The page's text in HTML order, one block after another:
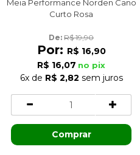
Meia Performance Norden Cano
Curto Rosa
De: R$ 19,90
Por: R$ 16,90
R$ 16,07 no pix
6xde R$ 2,82 sem juros
Comprar